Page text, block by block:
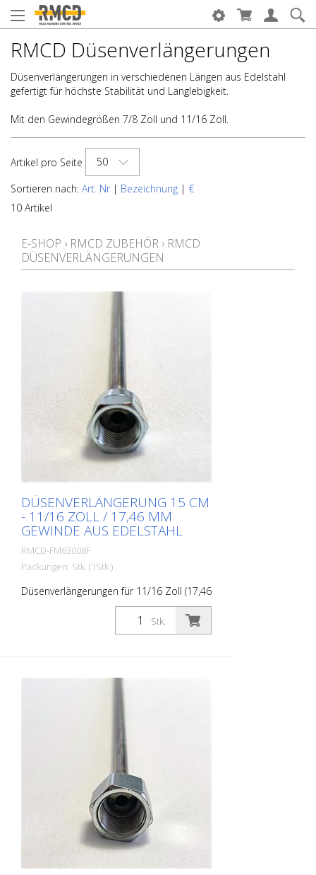
RMCD Düsenverlängerungen
Düsenverlängerungen in verschiedenen Längen aus Edelstahl
gefertigt für höchste Stabilität und Langlebigkeit.
Mit den Gewindegrößen 7/8 Zoll und 11/16 Zoll.
Artikel pro Seite
50
Sortieren nach: Art. Nr | Bezeichnung | €
10 Artikel
E-SHOP › RMCD ZUBEHÖR › RMCD
DÜSENVERLÄNGERUNGEN
DÜSENVERLÄNGERUNG 15 CM
- 11/16 ZOLL / 17,46 MM
GEWINDE AUS EDELSTAHL
RMCD-FM63008F
Packungen: Stk. (1Stk.)
Düsenverlängerungen für 11/16 Zoll (17,46
mm) Gewinde. Länge: 15 cm Material:
Edelstahl Anschluss Farbpistole: 11/16
Zoll / 17,46 mm Anschluss Düsenhalter:
Stk.